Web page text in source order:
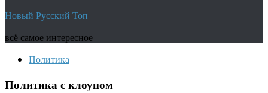
Новый Русский Топ
всё самое интересное
Политика
Политика с клоуном